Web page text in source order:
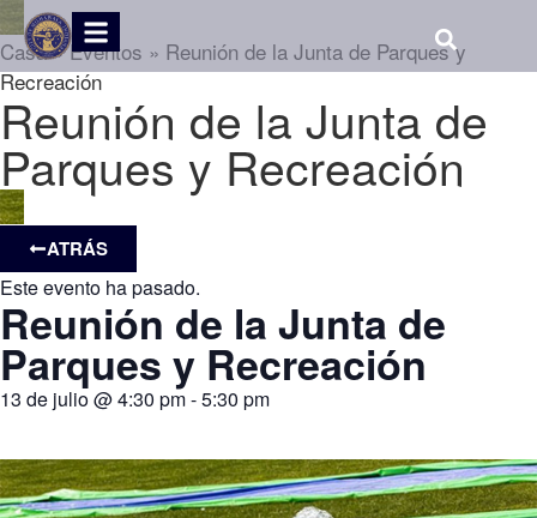
Casa»Eventos » Reunión de la Junta de Parques y
Recreación
Reunión de la Junta de
Parques y Recreación
ATRÁS
Este evento ha pasado.
Reunión de la Junta de
Parques y Recreación
13 de julio@4:30 pm-5:30 pm